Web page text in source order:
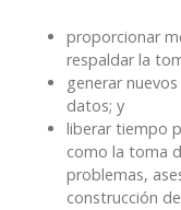
proporcionar
respaldar la
generar
datos; y
liberar tiempo
como la toma
problemas,
construcción